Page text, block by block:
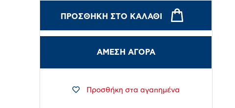
ΠΡΟΣΘΉΚΗ ΣΤΟ ΚΑΛΆΘΙ
ΑΜΕΣΗ ΑΓΟΡΑ
Προσθήκη στα αγαπημένα